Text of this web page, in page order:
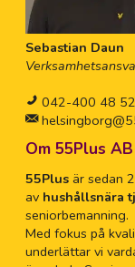
Sebastian Daun
042-400 48 52
Om 55Plus AB
55Plusär sedan
av hushållsnära
Med fokus på
underlättar vi